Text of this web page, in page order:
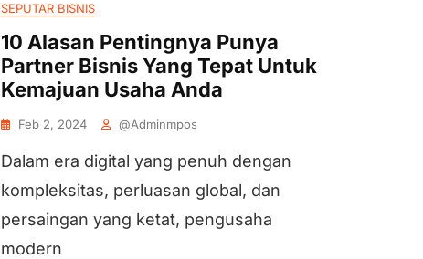
SEPUTAR BISNIS
10 Alasan Pentingnya Punya
Partner Bisnis Yang Tepat Untuk
Kemajuan Usaha Anda
Feb 2, 2024 @adminmpos
Dalam era digital yang penuh dengan
kompleksitas, perluasan global, dan
persaingan yang ketat, pengusaha
modern